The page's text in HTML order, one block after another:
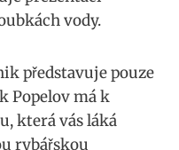
vody.
představuje pouze
Popelov má k
která vás láká
rybářskou